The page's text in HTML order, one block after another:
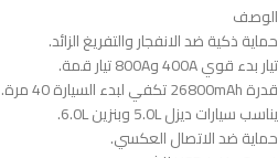
الوصف
حماية ذكية ضد الانفجار والتفريغ الزائد.
تيار بدء قوي 400A و800A تيار قمة.
قدرة 26800mAh تكفي لبدء السيارة 40 مرة.
يناسب سيارات ديزل 5.0L وبنزين 6.0L.
حماية ضد الاتصال العكسي.